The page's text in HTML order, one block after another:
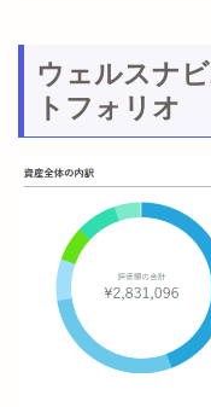
ウェルスナ
トフォリオ